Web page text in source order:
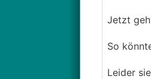
Jetzt
So
Leider